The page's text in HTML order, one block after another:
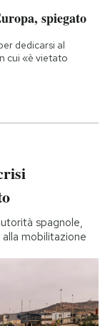
spiegato
dedicarsi al
cui «è vietato
spagnole,
mobilitazione